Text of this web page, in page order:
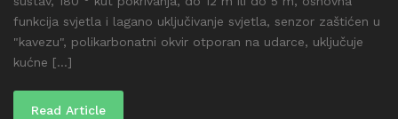
funkcija svjetla i lagano uključivanje svjetla, senzor zaštićen u
"kavezu", polikarbonatni okvir otporan na udarce, uključuje
kućne [...]
Read Article